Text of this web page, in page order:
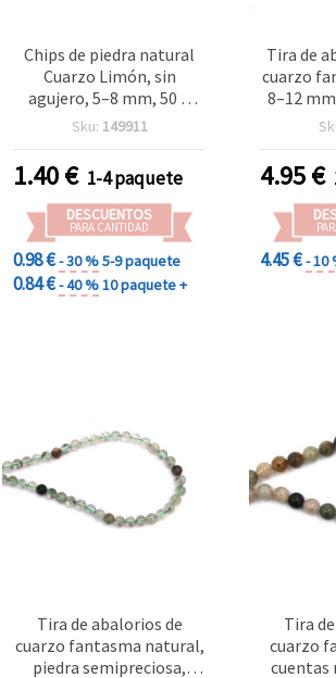
Chips de piedra natural
Cuarzo Limón, sin
agujero, 5–8 mm, 50 g
(surtido)
Sku: 149911
1.40€ 1-4 paquete
DESCUENTOS
PARA CANTIDAD
0.98 €- 30 %5-9 paquete
0.84 €- 40 %10 paquete +
Tira de
cuarzo
8–12
4.95€
4.45 €- 10
Tira de abalorios de
cuarzo fantasma natural,
piedra semipreciosa,
Tira
cuarzo
cuentas